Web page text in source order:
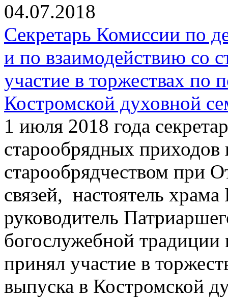
04.07.2018
Секретарь Комиссии по
и по взаимодействию со
участие в торжествах по
Костромской духовной
1 июля 2018 года
старообрядных
старообрядчеством при
связей, настоятель
руководитель
богослужебной
принял участие в
выпуска в Костромской